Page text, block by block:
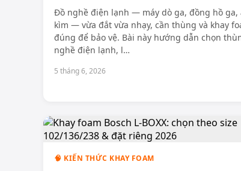
Đồ nghề điện lạnh — máy dò ga, đồng hồ ga,
kìm — vừa đắt vừa nhạy, cần thùng và khay
đúng để bảo vệ. Bài này hướng dẫn chọn
nghề điện lạnh, l…
5 tháng 6, 2026
🧠 KIẾN THỨC KHAY FOAM